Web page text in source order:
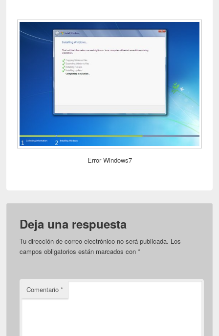
Error Windows7
Deja una respuesta
Tu dirección de correo electrónico no será publicada. Los
campos obligatorios están marcados con*
Comentario*